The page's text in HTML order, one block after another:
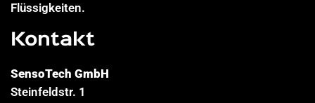
Flüssigkeiten.
Kontakt
SensoTech GmbH
Steinfeldstr. 1